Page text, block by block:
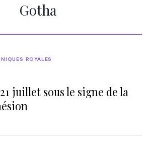
Gotha
juillet sous le signe de la
ROYALES